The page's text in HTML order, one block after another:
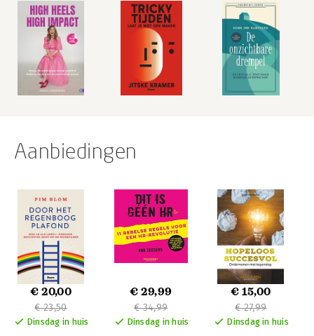
Aanbiedingen
€ 20,00
€ 23,50
Dinsdag in huis
€ 29,99
€ 34,99
Dinsdag in huis
€ 15,00
€ 27,99
Dinsdag in huis